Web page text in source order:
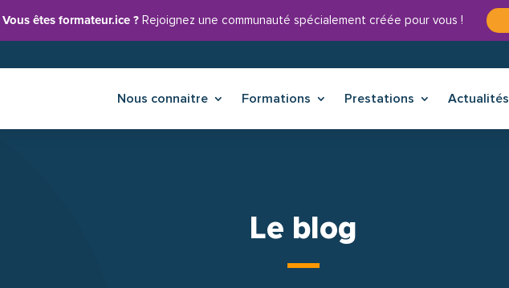
Vous êtes formateur.ice ?Rejoignez une communauté spécialement créée pour vous !
Nous connaitre Formations Prestations Actualités
Le blog